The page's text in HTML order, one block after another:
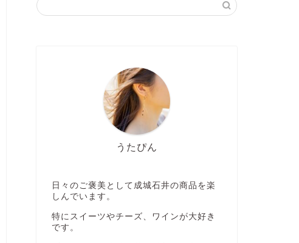
うたぴん
日々のご褒美として成城石井の商品を楽
しんでいます。
特にスイーツやチーズ、ワインが大好き
です。